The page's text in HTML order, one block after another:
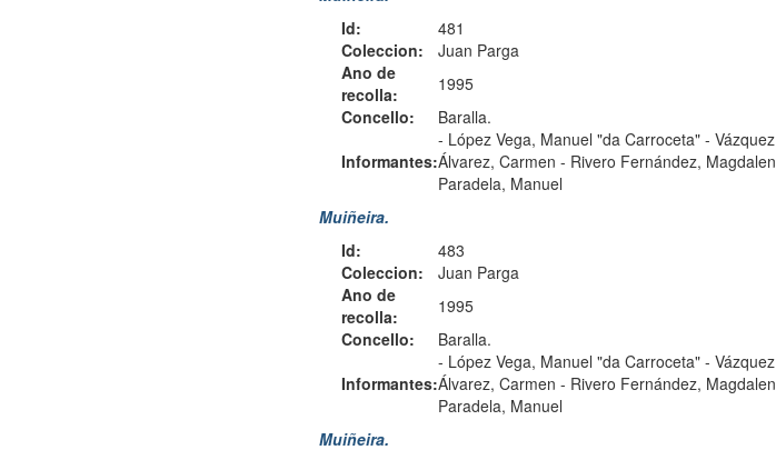
Id:
481
Coleccion:
Juan Parga
Ano de
recolla:
1995
Concello:
Baralla.
Informantes:
- López Vega, Manuel "da Carroceta" -
Álvarez, Carmen - Rivero Fernández,
Paradela, Manuel
Muiñeira.
Id:
483
Coleccion:
Juan Parga
Ano de
recolla:
1995
Concello:
Baralla.
Informantes:
- López Vega, Manuel "da Carroceta" -
Álvarez, Carmen - Rivero Fernández,
Paradela, Manuel
Muiñeira.